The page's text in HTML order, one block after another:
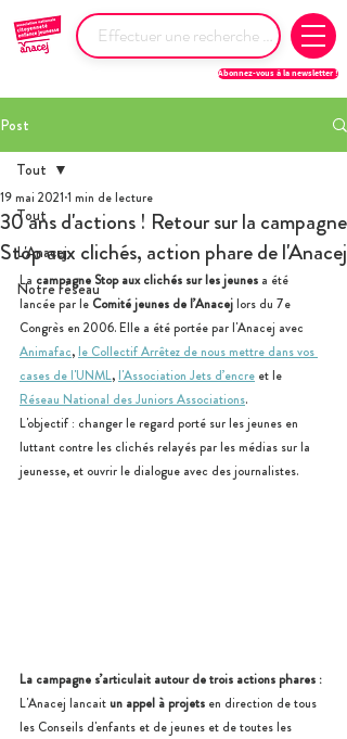
Abonnez-vous à la newsletter !
Post
Tout
L'Anacej
Notre réseau
Tout
30 ans d'actions ! Retour sur la campagne
Stop aux clichés, action phare de l'Anacej
19 mai 2021 1 min de lecture
La campagne Stop aux clichés sur les jeunes a été
lancée par le Comité jeunes de l’Anacej lors du 7e
Congrès en 2006. Elle a été portée par l'Anacej avec
Animafac, le Collectif Arrêtez de nous mettre dans vos
cases de l'UNML, l'Association Jets d’encre et le
Réseau National des Juniors Associations.
L'objectif : changer le regard porté sur les jeunes en
luttant contre les clichés relayés par les médias sur la
jeunesse, et ouvrir le dialogue avec des journalistes.
La campagne s’articulait autour de trois actions phares :
L'Anacej lancait un appel à projets en direction de tous
les Conseils d'enfants et de jeunes et de toutes les